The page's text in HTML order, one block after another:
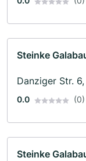
Steinke
Danziger Str.
0.0 (0)
Steinke